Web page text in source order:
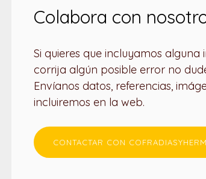
Colabora con
Si quieres que incluyamos
corrija algún posible error no
Envíanos datos, referencias,
incluiremos en la web.
CONTACTAR CON